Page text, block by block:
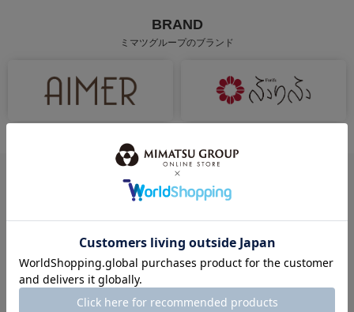
BRAND
ミマツグループのブランド
ITEM
パーティードレス ブラックフォーマル（喪服）
ステージ レンタル
トップス ボトムス